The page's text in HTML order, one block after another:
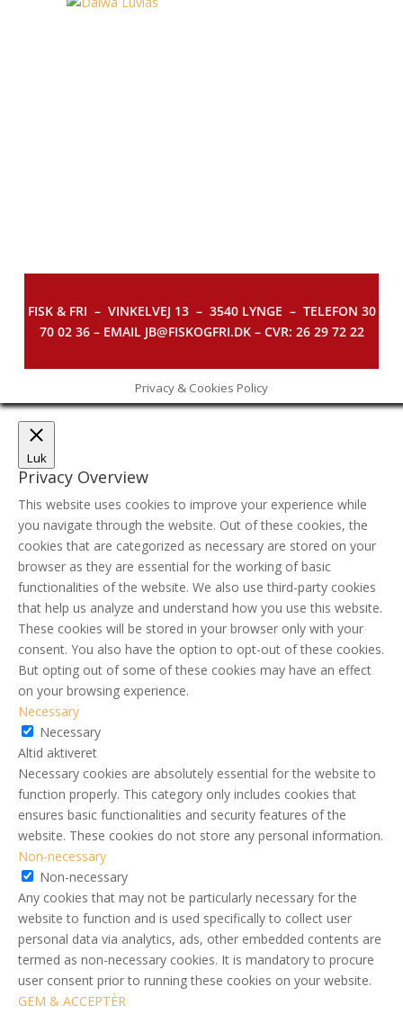
FISK & FRI – VINKELVEJ 13 – 3540 LYNGE – TELEFON 30
70 02 36 – EMAIL JB@FISKOGFRI.DK – CVR: 26 29 72 22
Privacy & Cookies Policy
Luk
Privacy Overview
This website uses cookies to improve your experience while
you navigate through the website. Out of these cookies, the
cookies that are categorized as necessary are stored on your
browser as they are essential for the working of basic
functionalities of the website. We also use third-party cookies
that help us analyze and understand how you use this website.
These cookies will be stored in your browser only with your
consent. You also have the option to opt-out of these cookies.
But opting out of some of these cookies may have an effect
on your browsing experience.
Necessary
Necessary
Altid aktiveret
Necessary cookies are absolutely essential for the website to
function properly. This category only includes cookies that
ensures basic functionalities and security features of the
website. These cookies do not store any personal information.
Non-necessary
Non-necessary
Any cookies that may not be particularly necessary for the
website to function and is used specifically to collect user
personal data via analytics, ads, other embedded contents are
termed as non-necessary cookies. It is mandatory to procure
user consent prior to running these cookies on your website.
GEM & ACCEPTÈR